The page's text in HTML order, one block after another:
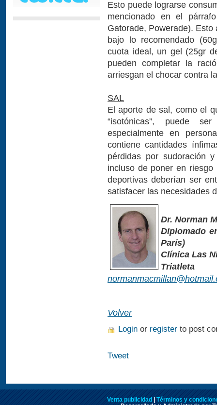
Esto puede lograrse
mencionado en el
Gatorade, Powerade).
bajo lo recomendado
cuota ideal, un gel (25gr
pueden completar la
arriesgan el chocar contra
SAL
El aporte de sal, como el
“isotónicas”, puede
especialmente en
contiene cantidades
pérdidas por sudoración
incluso de poner en
deportivas deberían ser
satisfacer las necesidades
Dr. Norman
Diplomado
París)
Clínica Las
Triatleta
Volver
Login or register to post
Tweet
Venta publicidad
Términos y